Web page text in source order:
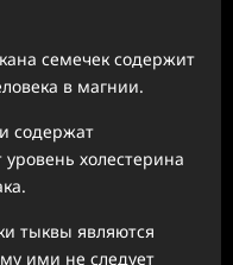
семечек содержит
в магнии.
содержат
холестерина
тыквы являются
ими не следует